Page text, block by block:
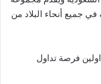
جميع أنحاء البلاد من
فرصة تداول